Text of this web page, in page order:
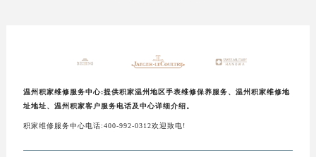
温州积家维修服务中心:提供积家温州地区手表维修保养服务、温州积家维修地
址地址、温州积家客户服务电话及中心详细介绍。
积家维修服务中心电话:400-992-0312欢迎致电!